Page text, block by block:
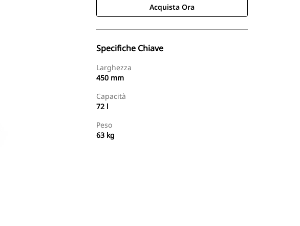
Acquista Ora
Specifiche Chiave
Larghezza
450 mm
Capacità
72 l
Peso
63 kg